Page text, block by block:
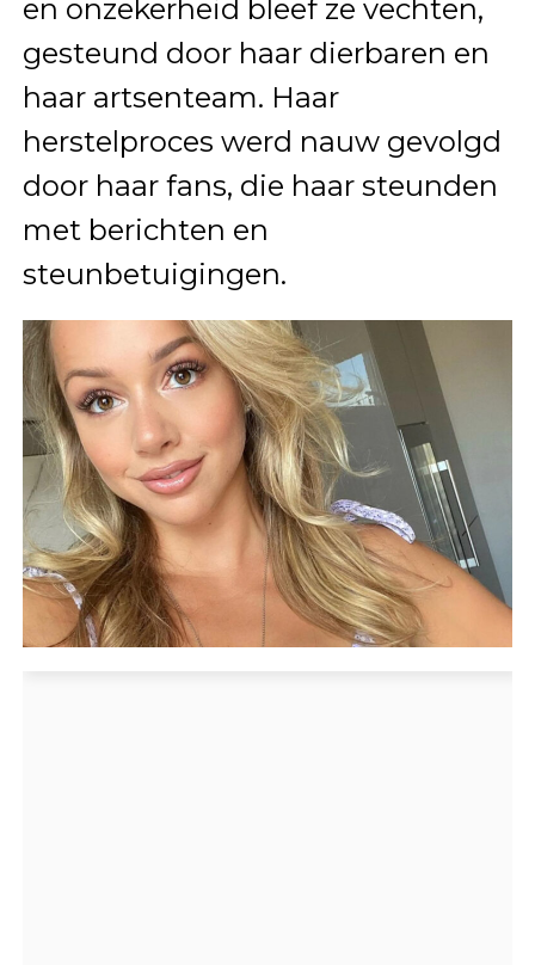
en onzekerheid bleef ze vechten,
gesteund door haar dierbaren en
haar artsenteam. Haar
herstelproces werd nauw gevolgd
door haar fans, die haar steunden
met berichten en
steunbetuigingen.